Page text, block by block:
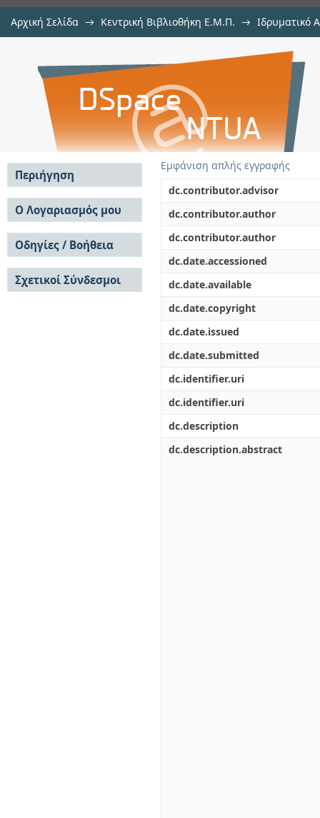
Αρχική Σελίδα → Κεντρική Βιβλιοθήκη Ε.Μ.Π. → Ιδρυματικό
Πειραματική Διερεύνηση
Διάταξη Διαμερίσματος-Πρόσοψης
Εμφάνιση απλής εγγραφής
dc.contributor.advisor
dc.contributor.author
dc.contributor.author
dc.date.accessioned
dc.date.available
dc.date.copyright
dc.date.issued
dc.date.submitted
dc.identifier.uri
dc.identifier.uri
dc.description
dc.description.abstract
Περιήγηση
Σε όλο το DSpace
Κοινότητες & Συλλογές
Ανά Ημερομηνία
Έκδοσης
Συγγραφείς
Τίτλοι
Θέματα
Ο Λογαριασμός μου
Σύνδεση
Εγγραφή
Οδηγίες / Βοήθεια
Οδηγίες Υποβολής
Οδηγίες Χρήσης ΙΑ
Συχνές Ερωτήσεις
Σχετικοί Σύνδεσμοι